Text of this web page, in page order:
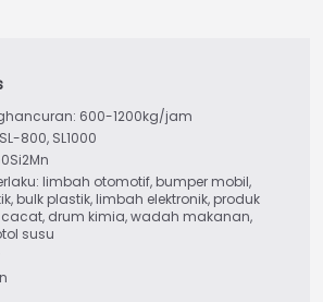
600-1200kg/jam
800, SL1000
limbah otomotif, bumper mobil,
bulk plastik, limbah elektronik, produk
cacat, drum kimia, wadah makanan,
susu